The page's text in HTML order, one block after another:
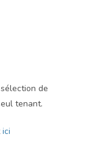
de
tenant.
ici